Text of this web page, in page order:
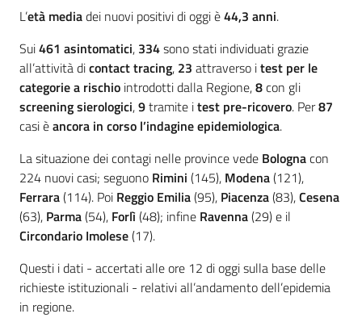
L’età mediadei nuovi positivi di oggi è44,3 anni.
Sui461 asintomatici, 334sono stati individuati grazie
all’attività dicontact tracing, 23 attraverso itest per le
categorie a rischio introdotti dalla Regione,8con gli
screening sierologici,9tramite itest pre-ricovero. Per87
casi èancora in corso l’indagine epidemiologica.
La situazione dei contagi nelle province vede Bolognacon
224 nuovi casi; seguono Rimini (145), Modena(121),
Ferrara(114). Poi Reggio Emilia(95), Piacenza(83),Cesena
(63), Parma(54), Forlì(48); infine Ravenna(29) e il
Circondario Imolese(17).
Questi i dati - accertati alle ore 12 di oggi sulla base delle
richieste istituzionali - relativi all’andamento dell’epidemia
in regione.